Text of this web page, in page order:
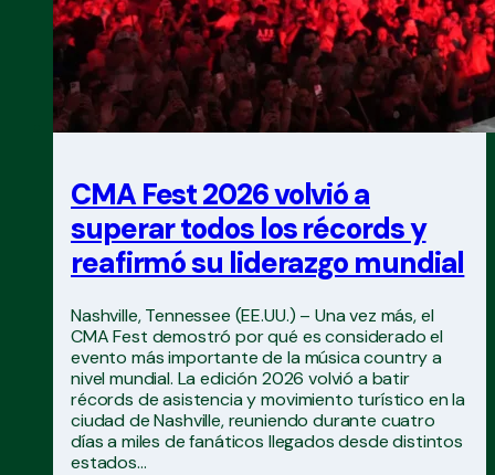
CMA Fest 2026 volvió a
superar todos los récords y
reafirmó su liderazgo mundial
Nashville, Tennessee (EE.UU.) – Una vez más, el
CMA Fest demostró por qué es considerado el
evento más importante de la música country a
nivel mundial. La edición 2026 volvió a batir
récords de asistencia y movimiento turístico en la
ciudad de Nashville, reuniendo durante cuatro
días a miles de fanáticos llegados desde distintos
estados…